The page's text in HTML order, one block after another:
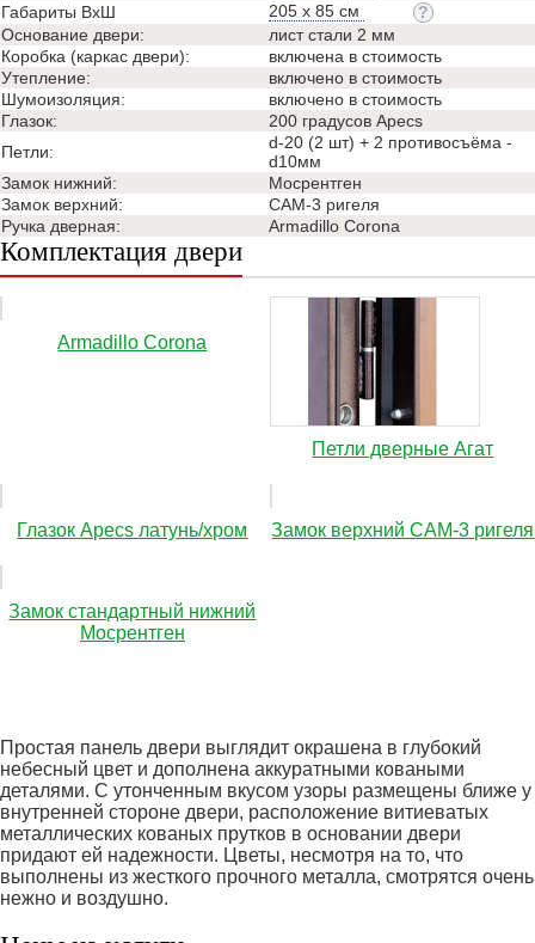
Габариты ВхШ
205 х 85 см
Основание двери:
лист стали 2 мм
Коробка (каркас двери):
включена в стоимость
Утепление:
включено в стоимость
Шумоизоляция:
включено в стоимость
Глазок:
200 градусов Apecs
Петли:
d-20 (2 шт) + 2 противосъёма -
d10мм
Замок нижний:
Мосрентген
Замок верхний:
САМ-3 ригеля
Ручка дверная:
Аrmadillo Corona
Комплектация двери
Аrmadillo Corona
Петли дверные Агат
Глазок Apecs латунь/хром Замок верхний САМ-3 ригеля
Замок стандартный нижний
Мосрентген
Простая панель двери выглядит окрашена в глубокий
небесный цвет и дополнена аккуратными коваными
деталями. С утонченным вкусом узоры размещены ближе у
внутренней стороне двери, расположение витиеватых
металлических кованых прутков в основании двери
придают ей надежности. Цветы, несмотря на то, что
выполнены из жесткого прочного металла, смотрятся очень
нежно и воздушно.